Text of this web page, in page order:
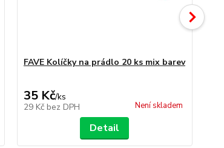
FAVE Kolíčky na prádlo 20 ks mix barev
35 Kč/ks
29 Kč bez DPH Není skladem
Detail